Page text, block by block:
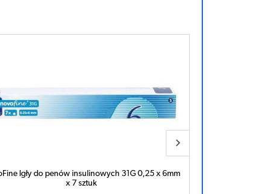
Igły do penów insulinowych 31G 0,25 x 6mm
x 7 sztuk